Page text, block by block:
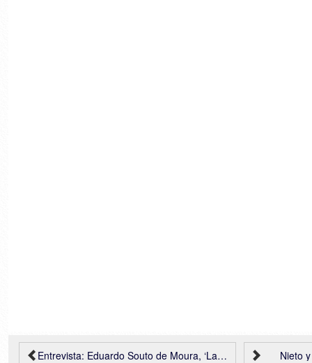
Nieto
Entrevista: Eduardo Souto de Moura, ‘La buena arquitectura lleva implícito el ser sostenible’